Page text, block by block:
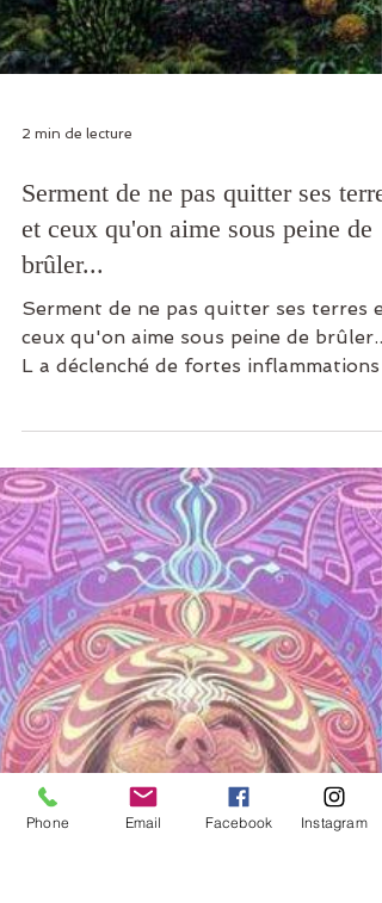
2 min de lecture
Serment de ne pas quitter ses terres
et ceux qu'on aime sous peine de
ceux qu'on aime sous peine de brûler...
L a déclenché de fortes inflammations
l'empêchant quasi...
Phone Email Facebook Instagram